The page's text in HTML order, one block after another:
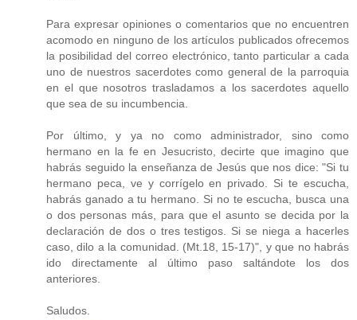
Para expresar opiniones o comentarios que no encuentren
acomodo en ninguno de los artículos publicados ofrecemos
la posibilidad del correo electrónico, tanto particular a cada
uno de nuestros sacerdotes como general de la parroquia
en el que nosotros trasladamos a los sacerdotes aquello
que sea de su incumbencia.
Por último, y ya no como administrador, sino como
hermano en la fe en Jesucristo, decirte que imagino que
habrás seguido la enseñanza de Jesús que nos dice: "Si tu
hermano peca, ve y corrígelo en privado. Si te escucha,
habrás ganado a tu hermano. Si no te escucha, busca una
o dos personas más, para que el asunto se decida por la
declaración de dos o tres testigos. Si se niega a hacerles
caso, dilo a la comunidad. (Mt.18, 15-17)", y que no habrás
ido directamente al último paso saltándote los dos
anteriores.
Saludos.